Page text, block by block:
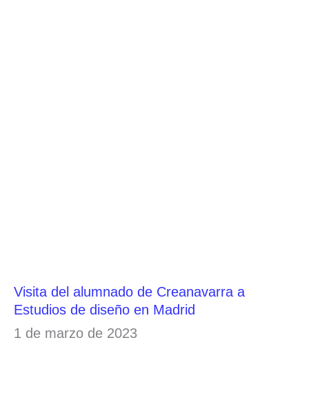
Visita del alumnado de Creanavarra a
Estudios de diseño en Madrid
1 de marzo de 2023